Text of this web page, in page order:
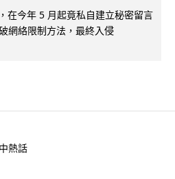
在今年 5 月起竟私自建立秘密留言
網絡限制方法，最終入侵
熱話